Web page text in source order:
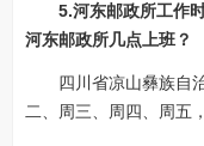
5.河东邮政所工作
河东邮政所几点上班？
四川省凉山彝族自
二、周三、周四、周五